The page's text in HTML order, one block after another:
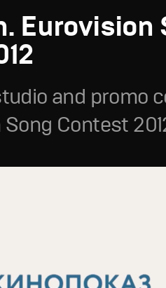
Eurovision
and promo
Contest